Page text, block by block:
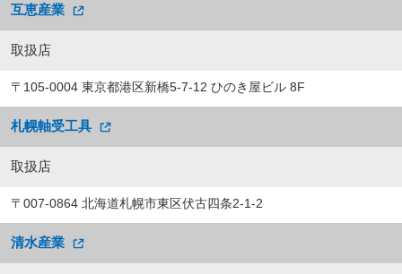
互恵産業
取扱店
〒105-0004 東京都港区新橋5-7-12 ひのき屋ビル 8F
札幌軸受工具
取扱店
〒007-0864 北海道札幌市東区伏古四条2-1-2
清水産業